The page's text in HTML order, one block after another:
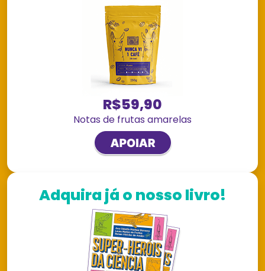
R$59,90
Notas de frutas amarelas
Adquira já o nosso livro!